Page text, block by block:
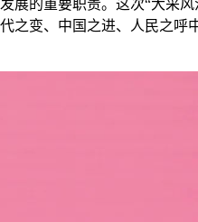
的重要职责。这次“大采
变、中国之进、人民之呼